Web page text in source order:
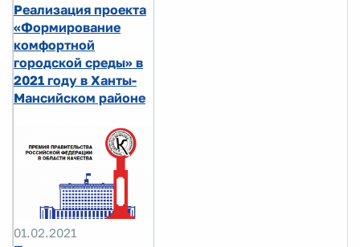
Реализация проекта
«Формирование
комфортной
городской среды» в
2021 году в Ханты-
Мансийском районе
01.02.2021